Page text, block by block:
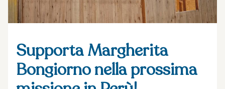
Supporta Margherita
Bongiorno nella prossima